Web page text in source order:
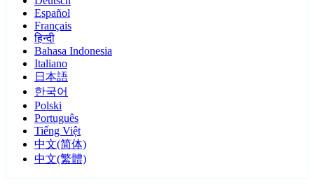
Español
Français
हिन्दी
Bahasa Indonesia
Italiano
日本語
한국어
Polski
Português
Tiếng Việt
中文(简体)
中文(繁體)